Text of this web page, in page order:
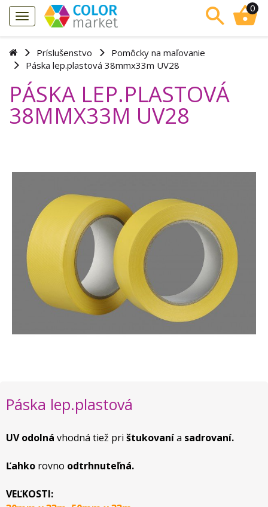
0
Príslušenstvo
Pomôcky na maľovanie
Páska lep.plastová 38mmx33m UV28
PÁSKA LEP.PLASTOVÁ
38MMX33M UV28
Páska lep.plastová
UV odolná vhodná tiež pri štukovanía sadrovaní.
Ľahko rovno odtrhnuteľná.
VEĽKOSTI: